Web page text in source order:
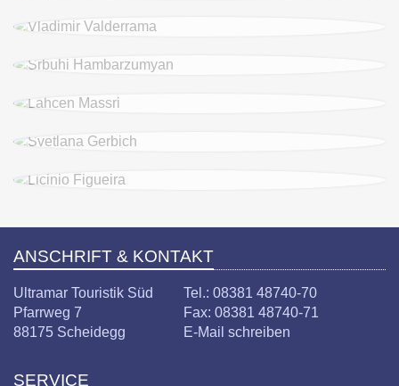
ANSCHRIFT & KONTAKT
Ultramar Touristik Süd
Pfarrweg 7
88175 Scheidegg
Tel.: 08381 48740-70
Fax: 08381 48740-71
E-Mail schreiben
SERVICE